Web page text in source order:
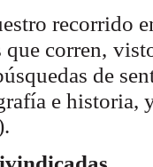
recorrido
que corren,
de
e historia,